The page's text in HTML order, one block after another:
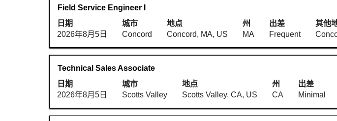
完
整
内
看
位
信
息
完
整
内
行
选
择
查
看
位
信
息
职
务
Field Service Engineer I
日期
2026年8月5日
城市
Concord
地点
Concord, MA, US
州
MA
出差
Frequent
其他
使
用
空
格
键
行
选
择
查
职
务
Technical Sales Associate
日期
2026年8月5日
城市
Scotts Valley
地点
Scotts Valley, CA, US
州
CA
出差
Minimal
使
用
空
格
键